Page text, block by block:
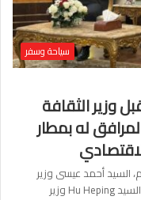
سياحة وسفر
وزير الثقافة
له بمطار
السيد أحمد عيسى وزير
السياحة والآثار، بمطار القاهرة الدولي، السيد Hu Heping وزير